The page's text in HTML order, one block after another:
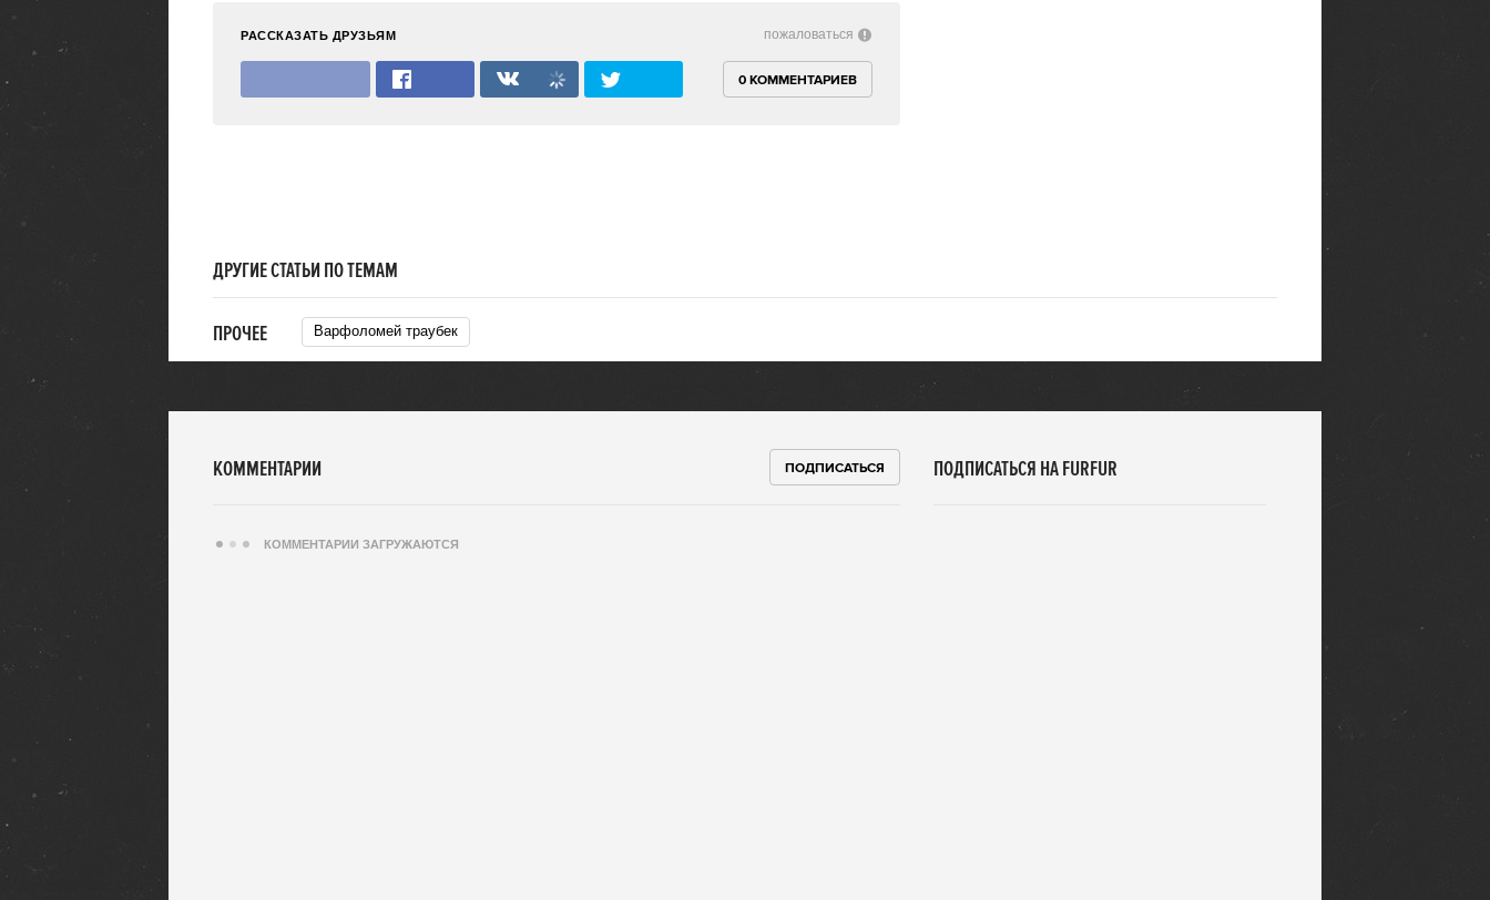
РАССКАЗАТЬ ДРУЗЬЯМ
0 КОММЕНТАРИЕВ
пожаловаться
ДРУГИЕ СТАТЬИ ПО ТЕМАМ
ПРОЧЕЕ Варфоломей траубек
КОММЕНТАРИИ ПОДПИСАТЬСЯ
КОММЕНТАРИИ ЗАГРУЖАЮТСЯ
ПОДПИСАТЬСЯ НА FURFUR